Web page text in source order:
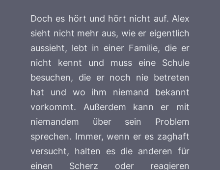
Doch es hört und hört nicht auf. Alex
sieht nicht mehr aus, wie er eigentlich
aussieht, lebt in einer Familie, die er
nicht kennt und muss eine Schule
besuchen, die er noch nie betreten
hat und wo ihm niemand bekannt
vorkommt. Außerdem kann er mit
niemandem über sein Problem
sprechen. Immer, wenn er es zaghaft
versucht, halten es die anderen für
einen Scherz oder reagieren